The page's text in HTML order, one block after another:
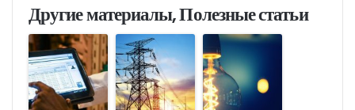
Другие материалы, Полезные статьи